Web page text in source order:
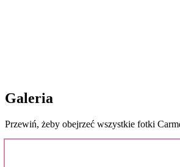
Galeria
Przewiń, żeby obejrzeć wszystkie fotki